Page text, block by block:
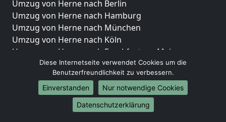
Umzug von Herne nach Berlin
Umzug von Herne nach Hamburg
Umzug von Herne nach München
Umzug von Herne nach Köln
Umzug von Herne nach Frankfurt am Main
Umzug von Herne nach Stuttgart
Umzug von Herne nach Düsseldorf
Umzug von Herne nach Leipzig
Umzug von Herne nach Dortmund
Umzug von Herne nach Essen
Diese Internetseite verwendet Cookies um die
Benutzerfreundlichkeit zu verbessern.
Einverstanden
Nur notwendige Cookies
Datenschutzerklärung